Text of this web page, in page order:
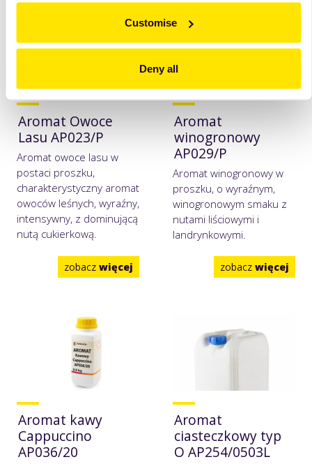
Customise
Deny all
Aromat Owoce
Lasu AP023/P
Aromat owoce lasu w
postaci proszku,
charakterystyczny aromat
owoców leśnych, wyraźny,
intensywny, z dominującą
nutą cukierkową.
zobacz więcej
Aromat
winogronowy
AP029/P
Aromat winogronowy w
proszku, o wyraźnym,
winogronowym smaku z
nutami liściowymi i
landrynkowymi.
zobacz więcej
Aromat kawy
Cappuccino
AP036/20
Aromat
ciasteczkowy typ
O AP254/0503L